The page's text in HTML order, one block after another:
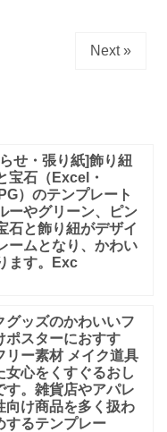
Next »
せ・張り紙]飾り紐
宝石（Excel・
）のテンプレート
ーやグリーン、ピン
石と飾り紐がデザイ
ームとなり、かわい
ます。Exc
グッズのかわいいフ
ポスターにおすす
リー素材 メイク道具
女心をくすぐるおし
す。雑貨店やアパレ
向け商品を多く扱わ
するテンプレー